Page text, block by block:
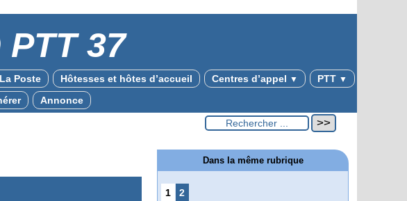
PTT 37
Poste Hôtesses et hôtes d’accueil Centres d’appel ▼ PTT ▼
Annonce
Dans la même rubrique
1 2